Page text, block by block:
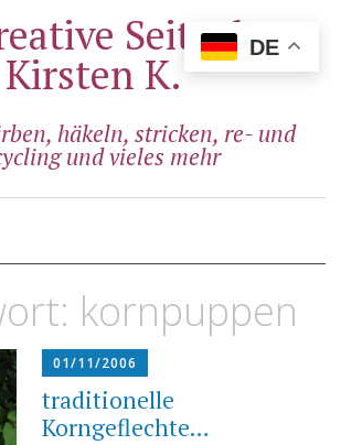
Seite der
Kirsten K.
häkeln, stricken, re- und
und vieles mehr
kornpuppen
01/11/2006
traditionelle
Korngeflechte…
DE